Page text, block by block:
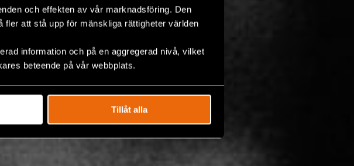
och effekten av vår marknadsföring. Den
att stå upp för mänskliga rättigheter världen
information och på en aggregerad nivå, vilket
beteende på vår webbplats.
Tillåt alla